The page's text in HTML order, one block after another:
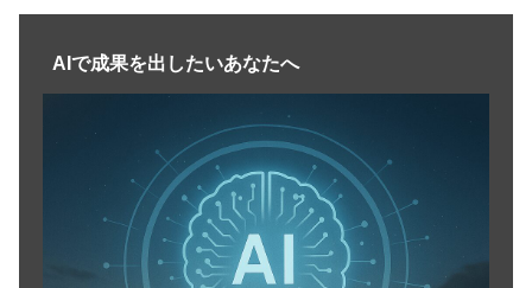
AIで成果を出したいあなたへ